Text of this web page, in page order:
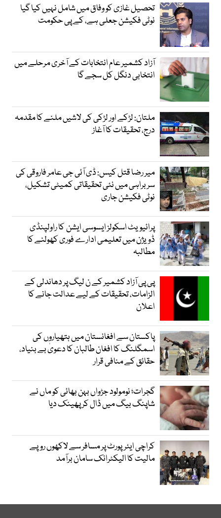
تحصیل غازی کو وفاق میں شامل نہیں کیا گیا
نوٹی فکیشن جعلی ہے، کے پی حکومت
آزاد کشمیر عام انتخابات کے آخری مرحلے میں
انتخابی دنگل کل سجے گا
ملتان: لڑکے اور لڑکی کی لاشیں ملنے کا مقدمہ
درج، تحقیقات کا آغاز
میر رضا قتل کیس: ڈی آئی جی عامر فاروقی کی
سربراہی میں نئی تحقیقاتی کمیٹی تشکیل،
نوٹی فکیشن جاری
پرائیویٹ اسکولز ایسوسی ایشن کا راولپنڈی
ڈویژن میں تعلیمی ادارے فوری کھولنے کا
مطالبہ
پی پی آزاد کشمیر کے ن لیگ پر دھاندلی کے
الزامات، تحقیقات کے لیے عدالت جانے کا
اعلان
پاکستان سے افغانستان میں ہتھیاروں کی
اسمگلنگ کا افغان طالبان کا دعویٰ بے بنیاد،
حقائق کے منافی قرار
گجرات؛ نومولود جڑواں بہن بھائی کو ماں نے
شاپنگ بیگ میں ڈال کر پھینک دیا
کراچی ایئرپورٹ پر مسافر سے لاکھوں روپے
مالیت کا الیکٹرانک سامان برآمد